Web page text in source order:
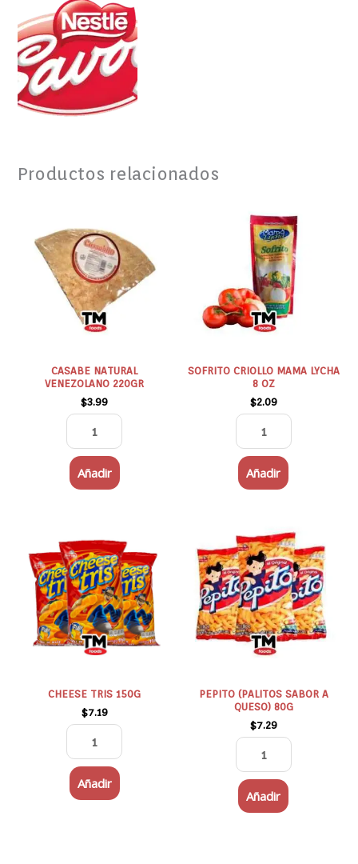
Productos relacionados
CASABE NATURAL
VENEZOLANO 220GR
$3.99
VENEZOLANO
220GR
cantidad
Añadir
SOFRITO CRIOLLO MAMA LYCHA
8 OZ
$2.09
CRIOLLO
MAMA
LYCHA
8
OZ
cantidad
Añadir
CHEESE TRIS 150G
$7.19
TRIS
150G
cantidad
Añadir
PEPITO (PALITOS SABOR A
QUESO) 80G
$7.29
(PALITOS
SABOR
A
QUESO)
80G
cantidad
Añadir